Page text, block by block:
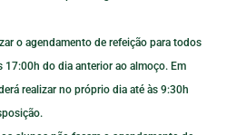
o agendamento de refeição para todos
17:00h do dia anterior ao almoço. Em
realizar no próprio dia até às 9:30h